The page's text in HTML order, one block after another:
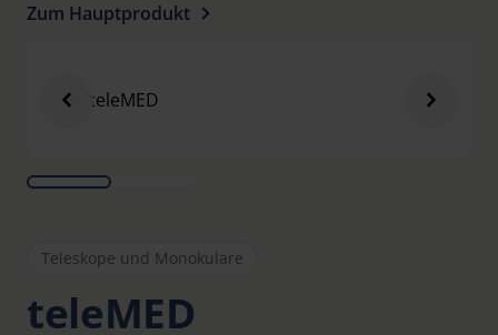
Zum Hauptprodukt
Teleskope und Monokulare
teleMED